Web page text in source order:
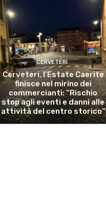
CERVETERI
Cerveteri, l’Estate Caerite
finisce nel mirino dei
commercianti: “Rischio
stop agli eventi e danni alle
attività del centro storico”